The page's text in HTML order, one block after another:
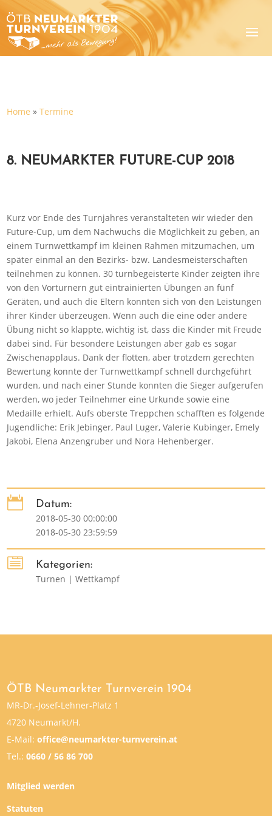
Home »Termine
8. NEUMARKTER FUTURE-CUP 2018
Kurz vor Ende des Turnjahres veranstalteten wir wieder den
Future-Cup, um dem Nachwuchs die Möglichkeit zu geben, an
einem Turnwettkampf im kleinen Rahmen mitzumachen, um
später einmal an den Bezirks- bzw. Landesmeisterschaften
teilnehmen zu können. 30 turnbegeisterte Kinder zeigten ihre
von den Vorturnern gut eintrainierten Übungen an fünf
Geräten, und auch die Eltern konnten sich von den Leistungen
ihrer Kinder überzeugen. Wenn auch die eine oder andere
Übung nicht so klappte, wichtig ist, dass die Kinder mit Freude
dabei sind. Für besondere Leistungen aber gab es sogar
Zwischenapplaus. Dank der flotten, aber trotzdem gerechten
Bewertung konnte der Turnwettkampf schnell durchgeführt
wurden, und nach einer Stunde konnten die Sieger aufgerufen
werden, wo jeder Teilnehmer eine Urkunde sowie eine
Medaille erhielt. Aufs oberste Treppchen schafften es folgende
Jugendliche: Erik Jebinger, Paul Luger, Valerie Kubinger, Emely
Jakobi, Elena Anzengruber und Nora Hehenberger.

Datum:
2018-05-30 00:00:00
2018-05-30 23:59:59

Kategorien:
Turnen | Wettkampf
ÖTB Neumarkter Turnverein 1904
MR-Dr.-Josef-Lehner-Platz 1
4720 Neumarkt/H.
E-Mail:office@neumarkter-turnverein.at
Tel.:0660 / 56 86 700
Mitglied werden
Statuten